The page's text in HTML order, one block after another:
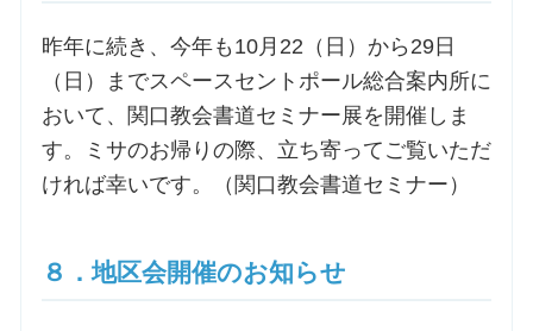
昨年に続き、今年も10月22（日）から29日
（日）までスペースセントポール総合案内所に
おいて、関口教会書道セミナー展を開催しま
す。ミサのお帰りの際、立ち寄ってご覧いただ
ければ幸いです。（関口教会書道セミナー）
８．地区会開催のお知らせ